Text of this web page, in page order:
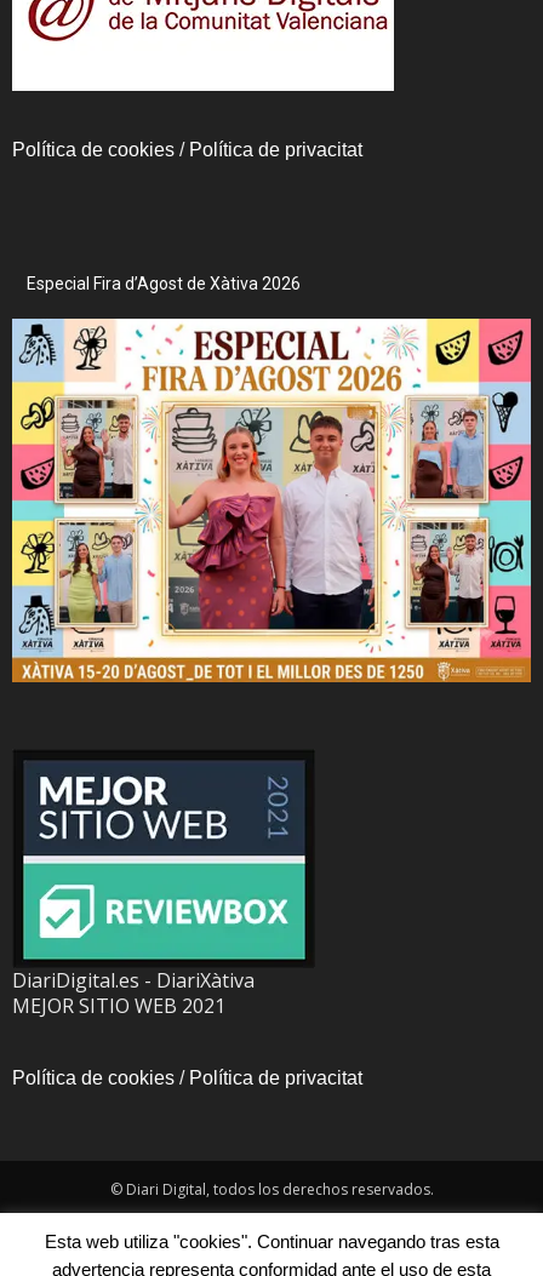
Política de cookies / Política de privacitat
Especial Fira d’Agost de Xàtiva 2026
DiariDigital.es - DiariXàtiva
MEJOR SITIO WEB 2021
Política de cookies / Política de privacitat
© Diari Digital, todos los derechos reservados.
Esta web utiliza "cookies". Continuar navegando tras esta
advertencia representa conformidad ante el uso de esta